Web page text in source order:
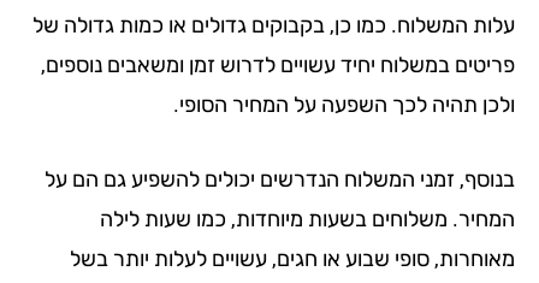
המשלוח. כמו כן, בקבוקים גדולים או כמות גדולה של
במשלוח יחיד עשויים לדרוש זמן ומשאבים נוספים,
תהיה לכך השפעה על המחיר הסופי.
זמני המשלוח הנדרשים יכולים להשפיע גם הם על
משלוחים בשעות מיוחדות, כמו שעות לילה
סופי שבוע או חגים, עשויים לעלות יותר בשל